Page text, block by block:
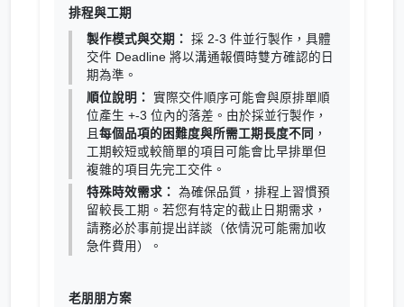
排程與工期
製作模式與交期： 採 2-3 件並行製作，具體
交件 Deadline 將以溝通報價時雙方確認的日
期為準。
順位說明： 實際交件順序可能會與原排單順
位產生 +-3 位內的落差。由於採並行製作，
且 每個品項的困難度與所需工期長度不同 ，
工期較短或較簡單的項目可能會比早排單但
複雜的項目先完工交件。
特殊時效需求： 為確保品質，排程上習慣預
留較長工期。若您有特定的截止日期需求，
請務必於事前提出詳談（依情況可能需加收
急件費用）。
老朋朋方案